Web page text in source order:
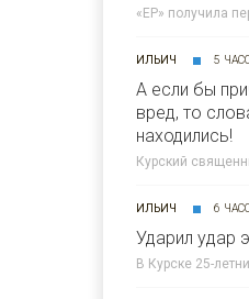
ИЛЬИЧ 5
А если бы
вред, то
находились!
ИЛЬИЧ 6
Ударил удар